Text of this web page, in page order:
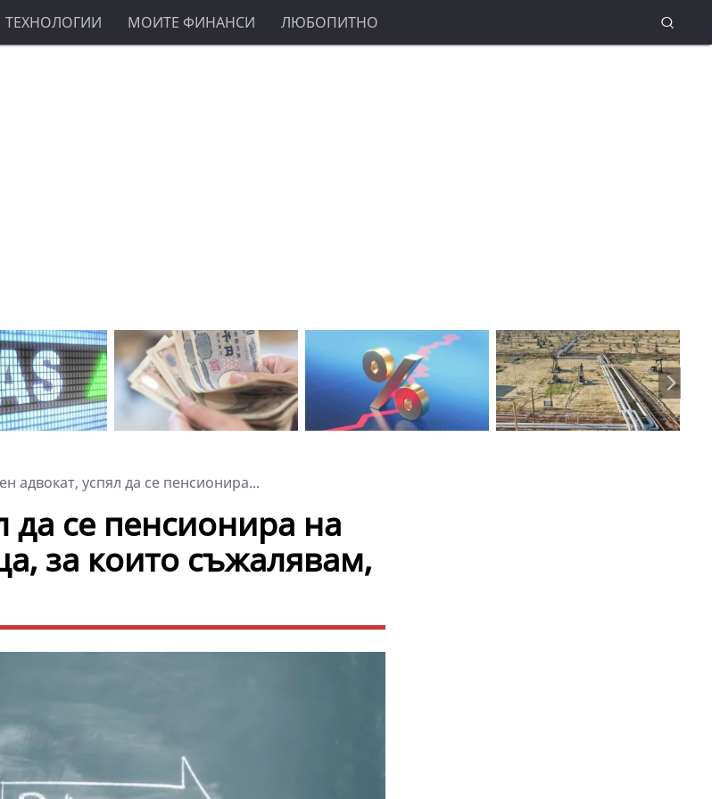
ТЕХНОЛОГИИ МОИТЕ ФИНАНСИ ЛЮБОПИТНО
адвокат, успял да се пенсионира...
да се пенсионира на
за които съжалявам,